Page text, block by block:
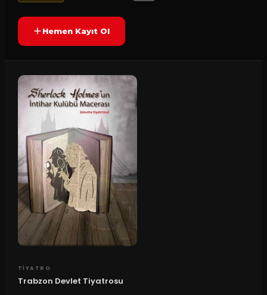
Hemen Kayıt Ol
TIYATRO
Trabzon Devlet Tiyatrosu